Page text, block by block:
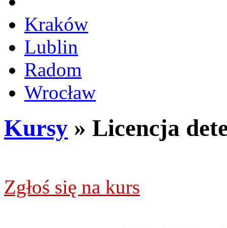
Kraków
Lublin
Radom
Wrocław
Kursy » Licencja
Zgłoś się na kurs